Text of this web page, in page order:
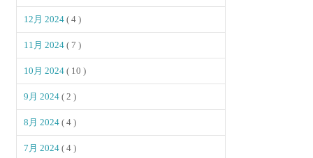
12月 2024( 4 )
11月 2024( 7 )
10月 2024( 10 )
9月 2024( 2 )
8月 2024( 4 )
7月 2024( 4 )